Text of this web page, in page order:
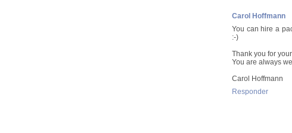
Carol Hoffmann
You can hire a
:-)
Thank you for
You are always
Carol Hoffmann
Responder